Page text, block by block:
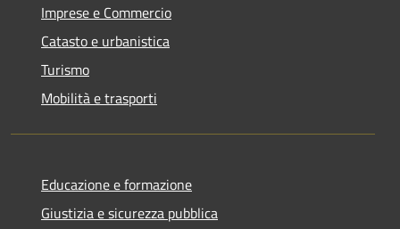
Imprese e Commercio
Catasto e urbanistica
Turismo
Mobilità e trasporti
Educazione e formazione
Giustizia e sicurezza pubblica